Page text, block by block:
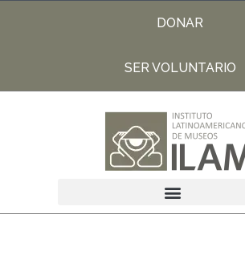
DONAR
SER VOLUNTARIO